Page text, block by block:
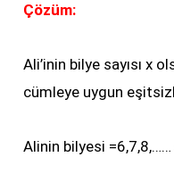
Çözüm:
Ali’inin bilye sayısı x
cümleye uygun
Alinin bilyesi =6,7,8,……